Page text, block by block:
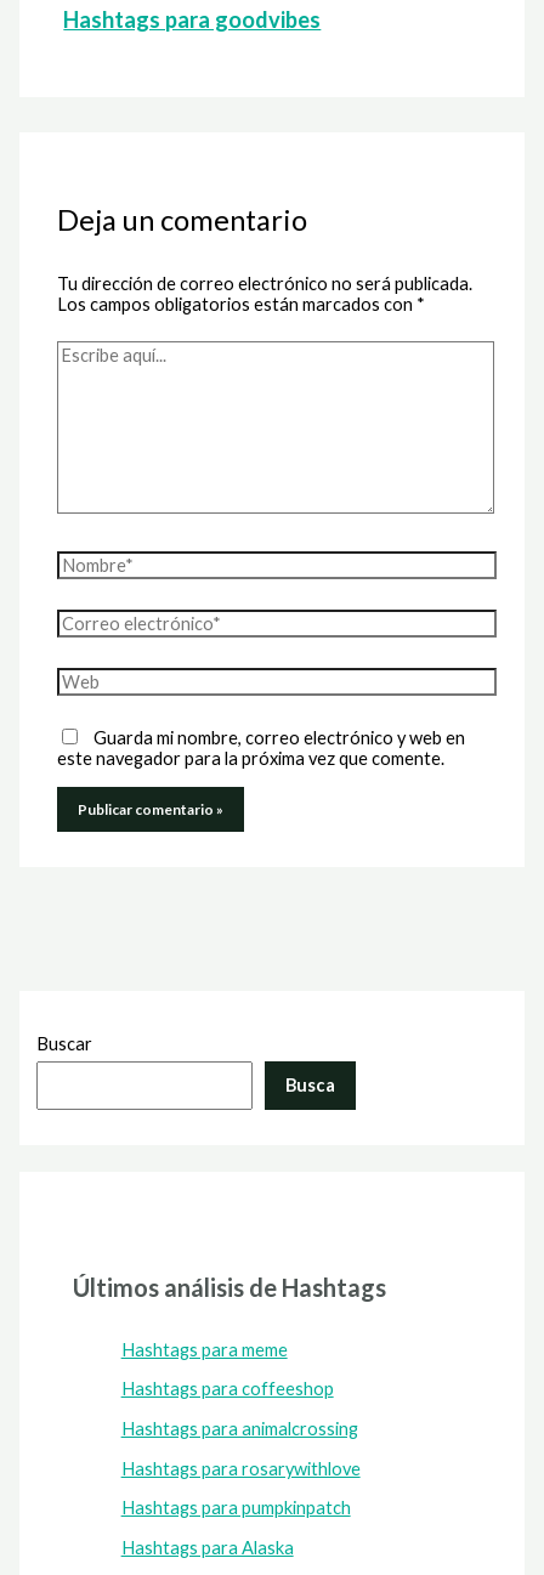
Hashtags para goodvibes
Deja un comentario
Tu dirección de correo electrónico no será publicada.
Los campos obligatorios están marcados con *
Escribe
Nombre*
Correo
electrónico*
Web
Guarda mi nombre, correo electrónico y web en
este navegador para la próxima vez que comente.
Buscar
Busca
Últimos análisis de Hashtags
Hashtags para meme
Hashtags para coffeeshop
Hashtags para animalcrossing
Hashtags para rosarywithlove
Hashtags para pumpkinpatch
Hashtags para Alaska